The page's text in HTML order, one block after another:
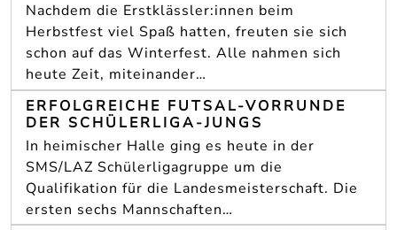
Nachdem die Erstklässler:innen beim
Herbstfest viel Spaß hatten, freuten sie sich
schon auf das Winterfest. Alle nahmen sich
heute Zeit, miteinander…
ERFOLGREICHE FUTSAL-VORRUNDE
DER SCHÜLERLIGA-JUNGS
In heimischer Halle ging es heute in der
SMS/LAZ Schülerligagruppe um die
Qualifikation für die Landesmeisterschaft. Die
ersten sechs Mannschaften…